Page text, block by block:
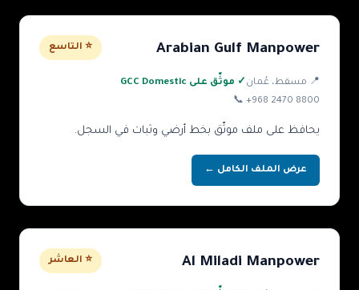
Arabian Gulf Manpower ⭐ التاسع
📍 مسقط، عُمان ✓ موثّق على GCC Domestic
📞 +968 2470 8800
يحافظ على ملف موثّق بخط أرضي وثبات في السجل.
عرض الملف الكامل ←
Al Miladi Manpower ⭐ العاشر